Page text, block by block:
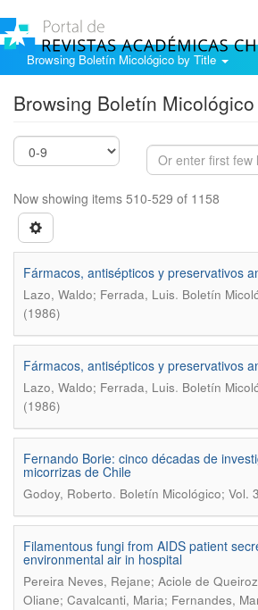
Browsing Boletín Micológico by Title
Browsing Boletín
Now showing items 510-529 of 1158
Fármacos, antisépticos y preservativos
Lazo, Waldo; Ferrada, Luis. Boletín
(1986)
Fármacos, antisépticos y preservativos
Lazo, Waldo; Ferrada, Luis. Boletín
(1986)
Fernando Borie: cinco décadas de
micorrizas de Chile
Godoy, Roberto. Boletín Micológico; Vol.
Filamentous fungi from AIDS patient
environmental air in hospital
Pereira Neves, Rejane; Aciole de
Oliane; Cavalcanti, Maria; Fernandes,